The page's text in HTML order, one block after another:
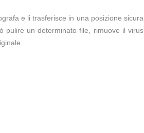
e li trasferisce in una posizione sicura.
pulire un determinato file, rimuove il virus,